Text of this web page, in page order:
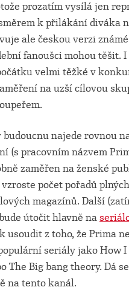
prozatím vysílá jen
k přilákání diváka
ale českou verzi
fanoušci mohou těšit. I
velmi těžké v
na uzší cílovou
budoucnu najede rovnou
(s pracovním názvem
zaměřen na ženské
počet pořadů
magazínů. Další
útočit hlavně na
usoudit z toho, že Prima
seriály jako How
The Big bang theory. Dá
na tento kanál.